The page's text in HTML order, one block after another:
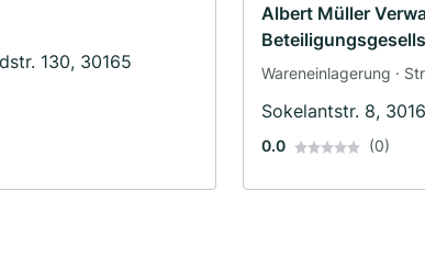
130, 30165
Albert Müller
Wareneinlagerung ·
Sokelantstr. 8,
0.0 (0)